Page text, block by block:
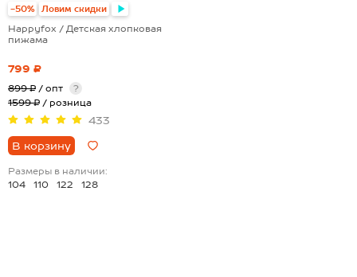
-50% Ловим скидки
Happyfox / Детская хлопковая
пижама
799 ₽
899 ₽ / опт
?
1599 ₽ / розница
433
В корзину
Размеры в наличии:
104
110 122 128